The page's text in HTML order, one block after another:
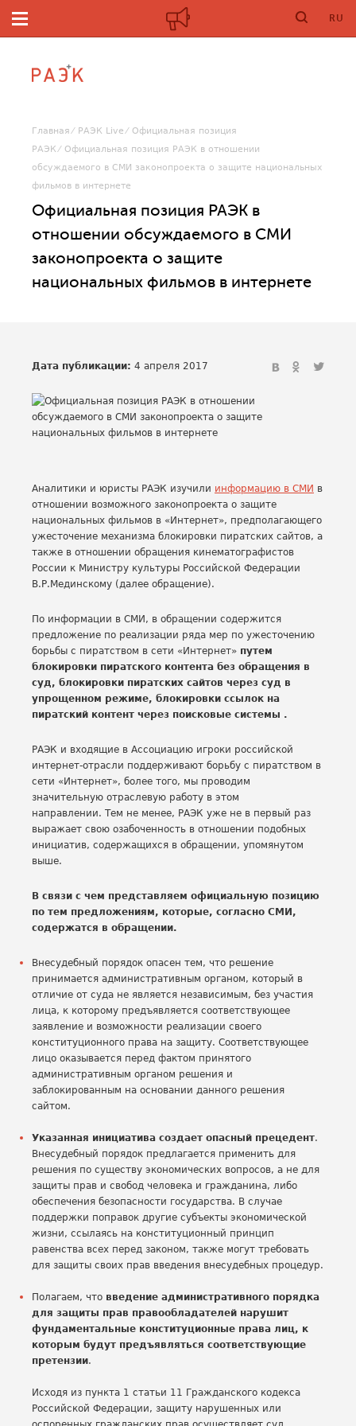
RU
Главная РАЭК Live
Официальная позиция
РАЭК
Официальная позиция РАЭК в отношении
обсуждаемого в СМИ законопроекта о защите национальных
фильмов в интернете
Официальная позиция РАЭК в
отношении обсуждаемого в СМИ
законопроекта о защите
национальных фильмов в интернете
Дата публикации: 4 апреля 2017
Аналитики и юристы РАЭК изучили информацию в СМИ в
отношении возможного законопроекта о защите
национальных фильмов в «Интернет», предполагающего
ужесточение механизма блокировки пиратских сайтов, а
также в отношении обращения кинематографистов
России к Министру культуры Российской Федерации
В.Р.Мединскому (далее обращение).
По информации в СМИ, в обращении содержится
предложение по реализации ряда мер по ужесточению
борьбы с пиратством в сети «Интернет» путем
блокировки пиратского контента без обращения в
суд, блокировки пиратских сайтов через суд в
упрощенном режиме, блокировки ссылок на
пиратский контент через поисковые системы .
РАЭК и входящие в Ассоциацию игроки российской
интернет-отрасли поддерживают борьбу с пиратством в
сети «Интернет», более того, мы проводим
значительную отраслевую работу в этом
направлении. Тем не менее, РАЭК уже не в первый раз
выражает свою озабоченность в отношении подобных
инициатив, содержащихся в обращении, упомянутом
выше.
В связи с чем представляем официальную позицию
по тем предложениям, которые, согласно СМИ,
содержатся в обращении.
Внесудебный порядок опасен тем, что решение
принимается административным органом, который в
отличие от суда не является независимым, без участия
лица, к которому предъявляется соответствующее
заявление и возможности реализации своего
конституционного права на защиту. Соответствующее
лицо оказывается перед фактом принятого
административным органом решения и
заблокированным на основании данного решения
сайтом.
Указанная инициатива создает опасный прецедент.
Внесудебный порядок предлагается применить для
решения по существу экономических вопросов, а не для
защиты прав и свобод человека и гражданина, либо
обеспечения безопасности государства. В случае
поддержки поправок другие субъекты экономической
жизни, ссылаясь на конституционный принцип
равенства всех перед законом, также могут требовать
для защиты своих прав введения внесудебных процедур.
Полагаем, что введение административного порядка
для защиты прав правообладателей нарушит
фундаментальные конституционные права лиц, к
которым будут предъявляться соответствующие
претензии.
Исходя из пункта 1 статьи 11 Гражданского кодекса
Российской Федерации, защиту нарушенных или